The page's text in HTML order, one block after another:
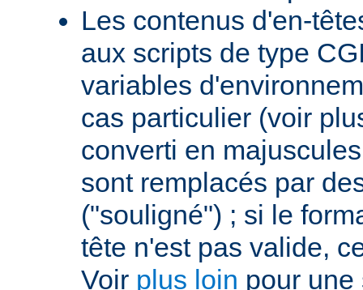
Les contenus d'en-
aux scripts de type
variables
cas particulier (voir
converti en
sont remplacés par
("souligné") ; si le
tête n'est pas valide,
Voir plus loin pour